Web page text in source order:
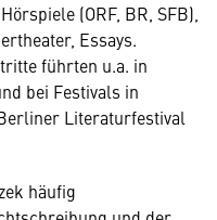
(ORF, BR, SFB),
Essays.
führten u.a. in
bei Festivals in
Literaturfestival
häufig